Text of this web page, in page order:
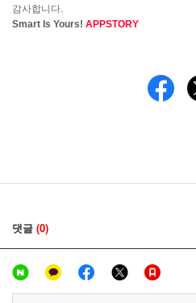
감사합니다.
Smart Is Yours! APPSTORY
댓글 (0)